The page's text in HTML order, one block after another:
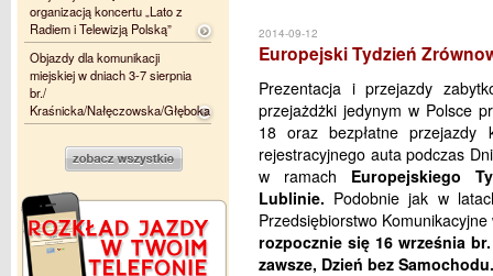
2014-09-12
Europejski Tydzień
Prezentacja i przejazdy
przejażdżki jedynym w Polsce
18 oraz bezpłatne przejazdy
rejestracyjnego auta podczas
w ramach Europejskiego
Lublinie. Podobnie jak w
Przedsiębiorstwo
rozpocznie się 16 września
zawsze, Dzień bez Samochodu.
organizacją koncertu „Lato z
Radiem i Telewizją Polską”
Objazdy dla komunikacji
miejskiej w dniach 3-7 sierpnia
br./
Kraśnicka/Nałęczowska/Głęboka